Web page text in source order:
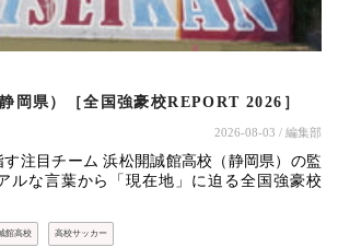
岡県）［全国強豪校REPORT 2026］
2026-08-03 / 編集部
注目チーム 浜松開誠館高校（静岡県）の監
ルな言葉から「現在地」に迫る全国強豪校
館高校 高校サッカー